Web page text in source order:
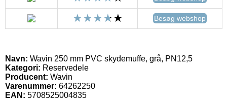
Besøg webshop
Navn: Wavin 250 mm PVC skydemuffe, grå, PN12,5
Kategori: Reservedele
Producent: Wavin
Varenummer: 64262250
EAN: 5708525004835